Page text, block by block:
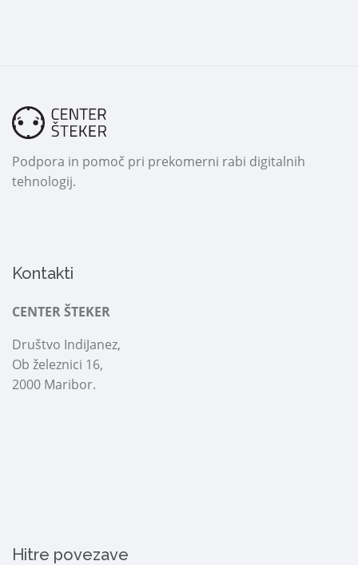
Podpora in pomoč pri prekomerni rabi digitalnih
tehnologij.
Kontakti
CENTER ŠTEKER
Društvo IndiJanez,
Ob železnici 16,
2000 Maribor.
Hitre povezave